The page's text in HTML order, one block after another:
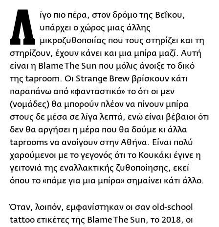
Λ ίγο πιο πέρα, στον δρόμο της Βεΐκου,
υπάρχει ο χώρος μιας άλλης
μικροζυθοποιίας που τους στηρίζει και τη
στηρίζουν, έχουν κάνει και μια μπίρα μαζί. Αυτή
είναι η Blame The Sun που μόλις άνοιξε το δικό
της taproom. Οι Strange Brew βρίσκουν κάτι
παραπάνω από «φανταστικό» το ότι οι μεν
(νομάδες) θα μπορούν πλέον να πίνουν μπίρα
στους δε μέσα σε λίγα λεπτά, ενώ είναι βέβαιοι ότι
δεν θα αργήσει η μέρα που θα δούμε κι άλλα
taprooms να ανοίγουν στην Αθήνα. Είναι πολύ
χαρούμενοι με το γεγονός ότι το Κουκάκι έγινε η
γειτονιά της εναλλακτικής ζυθοποίησης, εκεί
όπου το «πάμε για μια μπίρα» σημαίνει κάτι άλλο.
Όταν, λοιπόν, εμφανίστηκαν οι σαν old-school
tattoo ετικέτες της Blame The Sun, το 2018, οι